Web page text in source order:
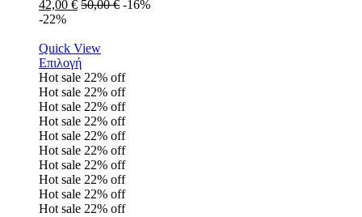
42,00 € 50,00€ -16%
-22%
Quick View
Επιλογή
Hot sale 22% off
Hot sale 22% off
Hot sale 22% off
Hot sale 22% off
Hot sale 22% off
Hot sale 22% off
Hot sale 22% off
Hot sale 22% off
Hot sale 22% off
Hot sale 22% off